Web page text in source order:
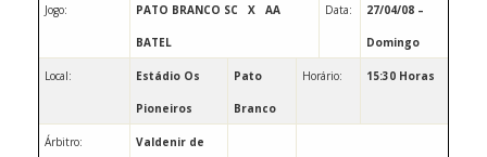
Jogo: PATO BRANCO SC X AA
BATEL
Data: 27/04/08 –
Domingo
Local: Estádio Os
Pioneiros
Pato
Branco
Horário: 15:30 Horas
Árbitro: Valdenir de